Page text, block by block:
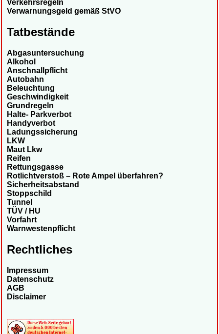
Verkehrsregeln
Verwarnungsgeld gemäß StVO
Tatbestände
Abgasuntersuchung
Alkohol
Anschnallpflicht
Autobahn
Beleuchtung
Geschwindigkeit
Grundregeln
Halte- Parkverbot
Handyverbot
Ladungssicherung
LKW
Maut Lkw
Reifen
Rettungsgasse
Rotlichtverstoß – Rote Ampel überfahren?
Sicherheitsabstand
Stoppschild
Tunnel
TÜV / HU
Vorfahrt
Warnwestenpflicht
Rechtliches
Impressum
Datenschutz
AGB
Disclaimer